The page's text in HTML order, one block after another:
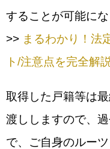
することが可能にな
>> まるわかり！法
ト/注意点を完全解説
取得した戸籍等は
渡ししますので、
で、ご自身のルー